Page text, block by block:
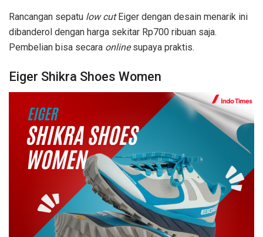
Rancangan sepatu low cutEiger dengan desain menarik ini
dibanderol dengan harga sekitar Rp700 ribuan saja.
Pembelian bisa secara onlinesupaya praktis.
Eiger Shikra Shoes Women